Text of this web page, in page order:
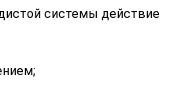
системы действие